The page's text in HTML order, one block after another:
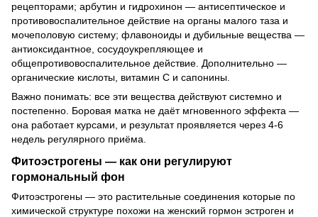
рецепторами; арбутин и гидрохинон — антисептическое и
противовоспалительное действие на органы малого таза и
мочеполовую систему; флавоноиды и дубильные вещества —
антиоксидантное, сосудоукрепляющее и
общепротивовоспалительное действие. Дополнительно —
органические кислоты, витамин С и сапонины.
Важно понимать: все эти вещества действуют системно и
постепенно. Боровая матка не даёт мгновенного эффекта —
она работает курсами, и результат проявляется через 4-6
недель регулярного приёма.
Фитоэстрогены — как они регулируют
гормональный фон
Фитоэстрогены — это растительные соединения которые по
химической структуре похожи на женский гормон эстроген и